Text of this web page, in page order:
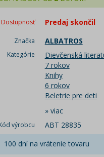
Dostupnosť Predaj skončil
Značka ALBATROS
Kategórie
Dievčenská
7 rokov
Knihy
6 rokov
Beletrie pre deti
» viac
výrobcu
ABT 28835
100 dní na vrátenie tovaru